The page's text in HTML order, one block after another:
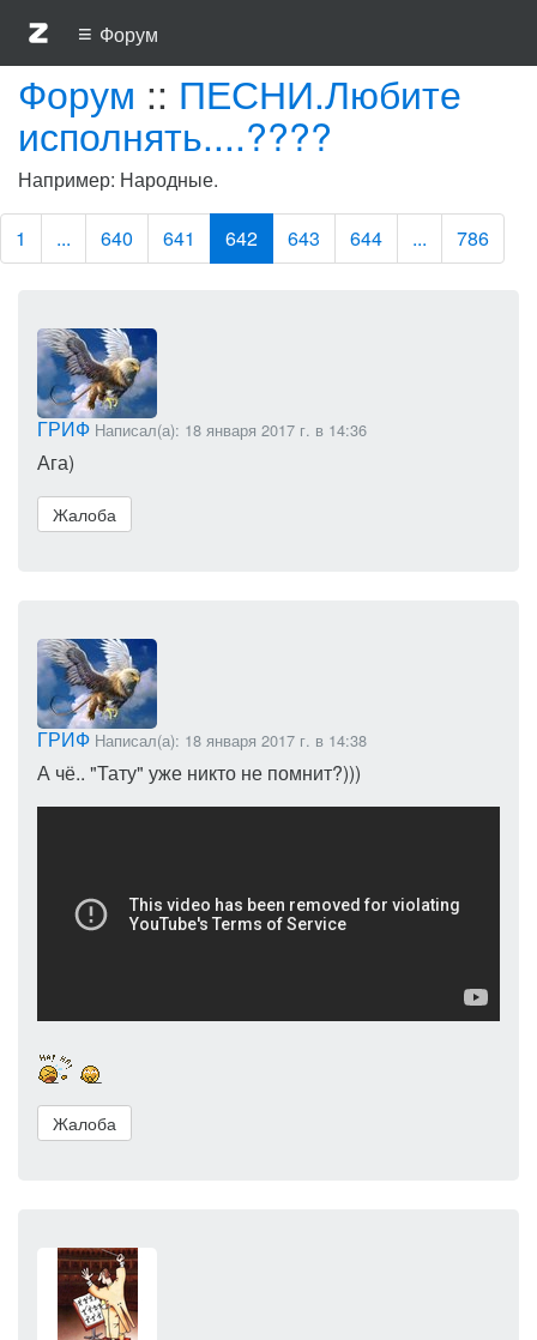
≡ Форум
Форум :: ПЕСНИ.Любите
исполнять....????
Например: Народные.
1 ... 640 641 642 643 644 ... 786
ГРИФ Написал(а): 18 января 2017 г. в 14:36
Ага)
Жалоба
ГРИФ Написал(а): 18 января 2017 г. в 14:38
А чё.. "Тату" уже никто не помнит?)))
Жалоба